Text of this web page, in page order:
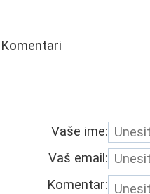
Komentari
Vaše ime:
Vaš email:
Komentar: